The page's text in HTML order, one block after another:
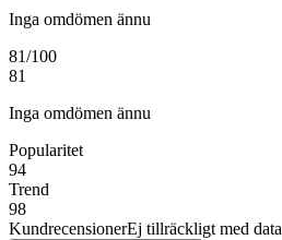
Inga omdömen ännu
81/100
81
Inga omdömen ännu
Popularitet
94
Trend
98
KundrecensionerEj tillräckligt med data